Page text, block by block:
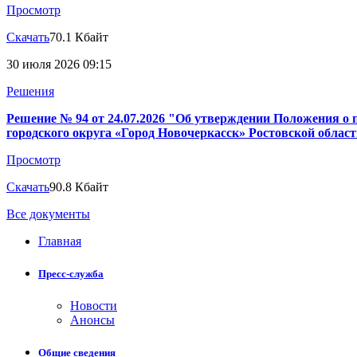
Просмотр
Скачать70.1 Кбайт
30 июля 2026 09:15
Решения
Решение № 94 от 24.07.2026 "Об утверждении Положения о
городского округа «Город Новочеркасск» Ростовской
Просмотр
Скачать90.8 Кбайт
Все документы
Главная
Пресс-служба
Новости
Анонсы
Общие сведения